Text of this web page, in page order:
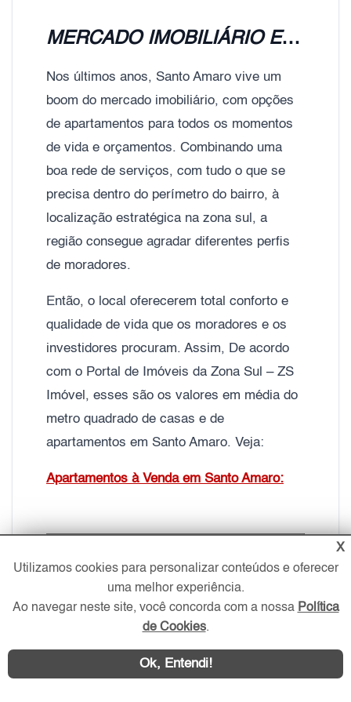
MERCADO IMOBILIÁRIO EM SANTO AMARO
Nos últimos anos, Santo Amaro vive um
boom do mercado imobiliário, com opções
de apartamentos para todos os momentos
de vida e orçamentos. Combinando uma
boa rede de serviços, com tudo o que se
precisa dentro do perímetro do bairro, à
localização estratégica na zona sul, a
região consegue agradar diferentes perfis
de moradores.
Então, o local oferecerem total conforto e
qualidade de vida que os moradores e os
investidores procuram. Assim, De acordo
com o Portal de Imóveis da Zona Sul – ZS
Imóvel, esses são os valores em média do
metro quadrado de casas e de
apartamentos em Santo Amaro. Veja:
Apartamentos à Venda em Santo Amaro:
Santo Amaro, Zona Sul- São Paulo
Dormitórios Vagas de Garagem Valor do m²
1, 2 e 3 1 R$ 8.150,00
X
Utilizamos cookies para personalizar conteúdos e oferecer
uma melhor experiência.
Ao navegar neste site, você concorda com a nossa Política
de Cookies.
Ok, Entendi!